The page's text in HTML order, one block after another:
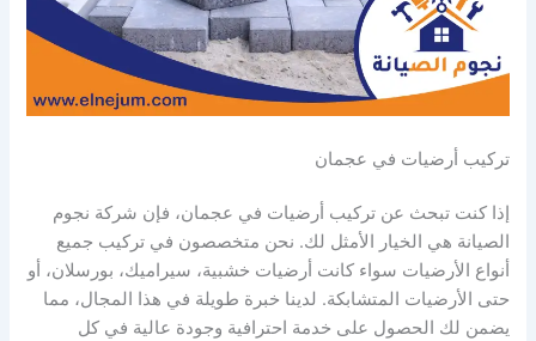
تركيب أرضيات في عجمان
إذا كنت تبحث عن تركيب أرضيات في عجمان، فإن شركة نجوم
الصيانة هي الخيار الأمثل لك. نحن متخصصون في تركيب جميع
أنواع الأرضيات سواء كانت أرضيات خشبية، سيراميك، بورسلان، أو
حتى الأرضيات المتشابكة. لدينا خبرة طويلة في هذا المجال، مما
يضمن لك الحصول على خدمة احترافية وجودة عالية في كل